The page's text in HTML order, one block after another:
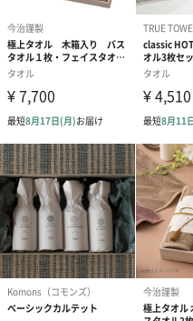
ブライダルロリポップ
ドレス（いちご味)
（1,122円）
ブ
タ
（
生花
生花のブーケを同梱します。
※9-15時にご注文いただく場合
も1日遅くなります。